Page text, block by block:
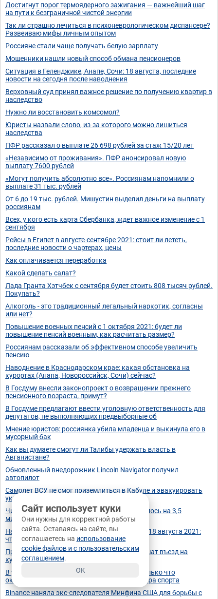
Достигнут порог термоядерного зажигания — важнейший шаг
на пути к безграничной чистой энергии
Так ли страшно лечиться в психоневрологическом диспансере?
Развеиваю мифы личным опытом
Россияне стали чаще получать белую зарплату
Мошенники нашли новый способ обмана пенсионеров
Ситуация в Геленджике, Анапе, Сочи: 18 августа, последние
новости на сегодня после наводнения
Верховный суд принял важное решение по получению квартир в
наследство
Нужно ли восстановить комсомол?
Юристы назвали слово, из-за которого можно лишиться
наследства
ПФР рассказал о выплате 26 698 рублей за стаж 15/20 лет
«Независимо от проживания». ПФР анонсировал новую
выплату 7600 рублей
«Могут получить абсолютно все». Россиянам напомнили о
выплате 31 тыс. рублей
От 6 до 19 тыс. рублей. Мишустин выделил деньги на выплату
россиянам
Всех, у кого есть карта Сбербанка, ждет важное изменение с 1
сентября
Рейсы в Египет в августе-сентябре 2021: стоит ли лететь,
последние новости о чартерах, цены
Как оплачивается переработка
Какой сделать салат?
Лада Гранта Хэтчбек с сентября будет стоить 808 тысяч рублей.
Покупать?
Алкоголь - это традиционный легальный наркотик, согласны
или нет?
Повышение военных пенсий с 1 октября 2021: будет ли
повышение пенсий военным, как расчитать размер?
Россиянам рассказали об эффективном способе увеличить
пенсию
Наводнение в Краснодарском крае: какая обстановка на
курортах (Анапа, Новороссийск, Сочи) сейчас?
В Госдуму внесли законопроект о возвращении прежнего
пенсионного возраста, примут?
В Госдуме предлагают ввести уголовную ответственность для
депутатов, не выполняющих предвыборные об
Мнение юристов: россиянка убила младенца и выкинула его в
мусорный бак
Как вы думаете смогут ли Талибы удержать власть в
Авганистане?
Обновленный внедорожник Lincoln Navigator получил
автопилот
Самолет ВСУ не смог приземлиться в Кабуле и эвакуировать
украинцев
Число малообеспеченных в России сократилось на 3,5
миллиона человек.
Наводнение в Абхазии, обстановка сегодня, 18 августа 2021:
что делать туристам? Последние новости
Привитым «Спутником V» россиянам разрешат въезд на
курорты Таиланда
В узбекском Карши средь бела дня толпа только что
окончивших школу подростков, убила мастера спорта
Binance наняла экс-следователя Минфина США для борьбы с
Сайт использует куки
Они нужны для корректной работы
сайта. Оставаясь на сайте, вы
соглашаетесь на использование
cookie файлов и с пользовательским
соглашением.
OK